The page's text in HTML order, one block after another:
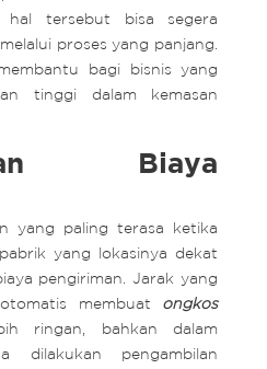
hal tersebut bisa segera
proses yang panjang.
bagi bisnis yang
tinggi dalam kemasan
Biaya
yang paling terasa ketika
yang lokasinya dekat
pengiriman. Jarak yang
membuat ongkos
ringan, bahkan dalam
dilakukan pengambilan